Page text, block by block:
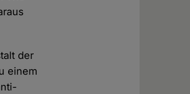
der
einem